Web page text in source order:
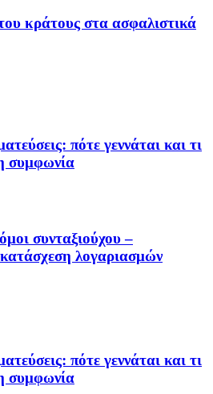
κράτους στα ασφαλιστικά
πότε γεννάται και τι
συμφωνία
συνταξιούχου –
λογαριασμών
πότε γεννάται και τι
συμφωνία